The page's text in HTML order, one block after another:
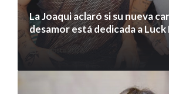
La Joaqui aclaró si su nueva
desamor está dedicada a Luck
7 agosto 2026